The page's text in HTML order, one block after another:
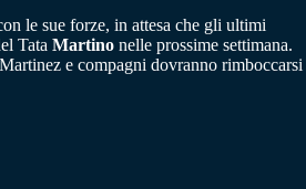
le sue forze, in attesa che gli ultimi
Tata Martino nelle prossime settimana.
e compagni dovranno rimboccarsi